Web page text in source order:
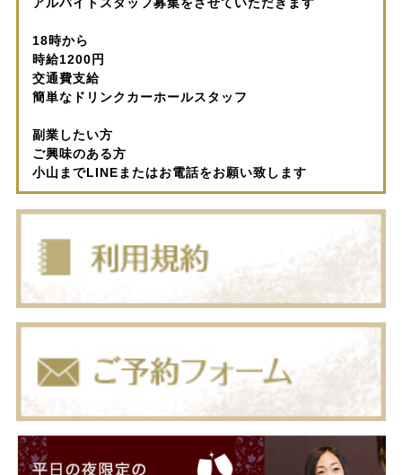
アルバイトスタッフ募集をさせていただきます
18時から
時給1200円
交通費支給
簡単なドリンクカーホールスタッフ
副業したい方
ご興味のある方
小山までLINEまたはお電話をお願い致します